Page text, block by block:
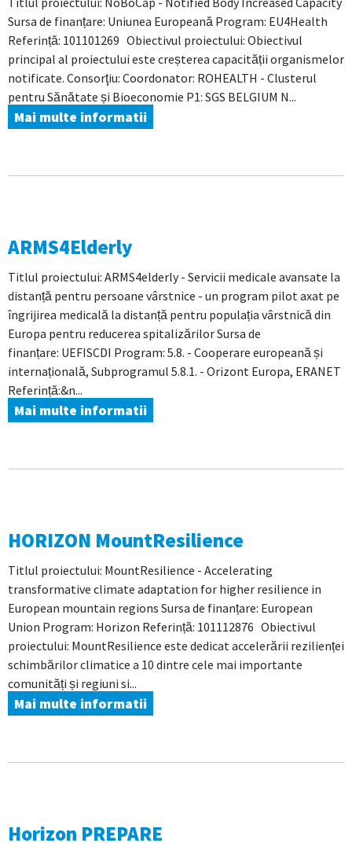
Sursa de finanțare: Uniunea Europeană Program: EU4Health
Referință: 101101269 Obiectivul proiectului: Obiectivul
principal al proiectului este creșterea capacității organismelor
notificate. Consorţiu: Coordonator: ROHEALTH - Clusterul
pentru Sănătate și Bioeconomie P1: SGS BELGIUM N...
Mai multe informatii
ARMS4Elderly
Titlul proiectului: ARMS4elderly - Servicii medicale avansate la
distanță pentru persoane vârstnice - un program pilot axat pe
îngrijirea medicală la distanță pentru populația vârstnică din
Europa pentru reducerea spitalizărilor Sursa de
finanțare: UEFISCDI Program: 5.8. - Cooperare europeană și
internațională, Subprogramul 5.8.1. - Orizont Europa, ERANET
Referință:&n...
Mai multe informatii
HORIZON MountResilience
Titlul proiectului: MountResilience - Accelerating
transformative climate adaptation for higher resilience in
European mountain regions Sursa de finanțare: European
Union Program: Horizon Referință: 101112876 Obiectivul
proiectului: MountResilience este dedicat accelerării rezilienței
schimbărilor climatice a 10 dintre cele mai importante
comunități și regiuni si...
Mai multe informatii
Horizon PREPARE